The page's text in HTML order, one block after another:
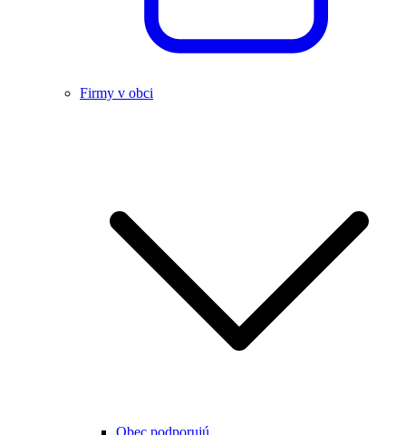
Firmy v obci